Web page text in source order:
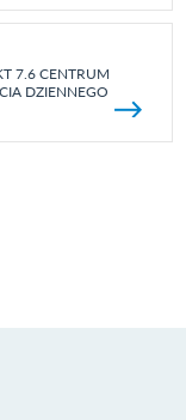
7.6 CENTRUM
DZIENNEGO